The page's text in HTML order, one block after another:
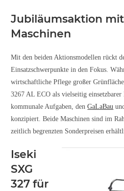
Jubiläumsaktion
Maschinen
Mit den beiden Aktionsmodellen rückt
Einsatzschwerpunkte in den Fokus.
wirtschaftliche Pflege großer
3267 AL ECO als vielseitig
kommunale Aufgaben, denGaLaBau
konzipiert. Beide Maschinen sind im
zeitlich begrenzten Sonderpreisen
Iseki
SXG
327 für